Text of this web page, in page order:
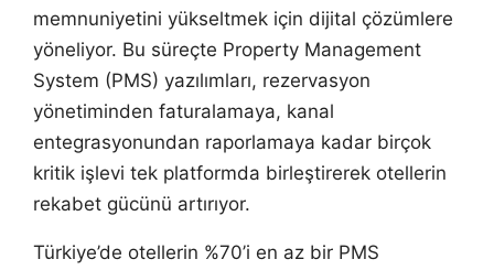
memnuniyetini yükseltmek için dijital çözümlere
yöneliyor. Bu süreçte Property Management
System (PMS) yazılımları, rezervasyon
yönetiminden faturalamaya, kanal
entegrasyonundan raporlamaya kadar birçok
kritik işlevi tek platformda birleştirerek otellerin
rekabet gücünü artırıyor.
Türkiye’de otellerin %70’i en az bir PMS